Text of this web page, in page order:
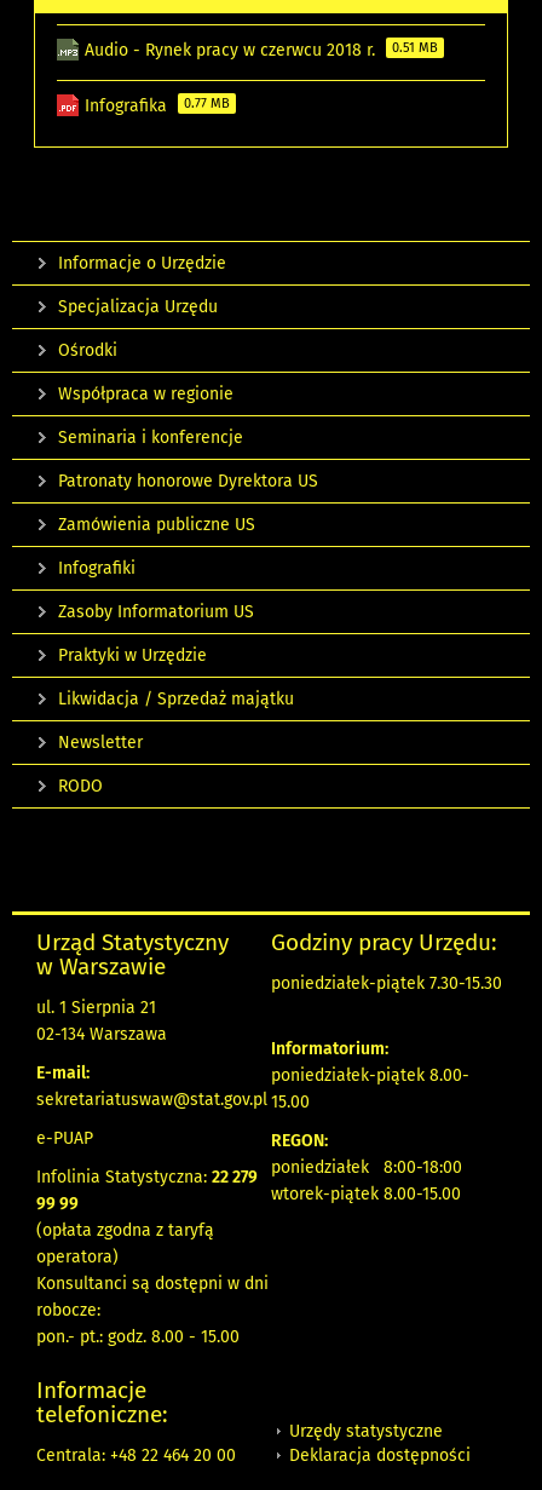
Audio - Rynek pracy w czerwcu 2018 r. 0.51 MB
Infografika 0.77 MB
Informacje o Urzędzie
Specjalizacja Urzędu
Ośrodki
Współpraca w regionie
Seminaria i konferencje
Patronaty honorowe Dyrektora US
Zamówienia publiczne US
Infografiki
Zasoby Informatorium US
Praktyki w Urzędzie
Likwidacja / Sprzedaż majątku
Newsletter
RODO
Urząd Statystyczny
w Warszawie
ul. 1 Sierpnia 21
02-134 Warszawa
E-mail:
sekretariatuswaw@stat.gov.pl
e-PUAP
Infolinia Statystyczna: 22 279
99 99
(opłata zgodna z taryfą
operatora)
Konsultanci są dostępni w dni
robocze:
pon.- pt.: godz. 8.00 - 15.00
Godziny pracy Urzędu:
poniedziałek-piątek 7.30-15.30
Informatorium:
poniedziałek-piątek 8.00-
15.00
REGON:
poniedziałek 8:00-18:00
wtorek-piątek 8.00-15.00
Informacje
telefoniczne:
Centrala: +48 22 464 20 00
Urzędy statystyczne
Deklaracja dostępności